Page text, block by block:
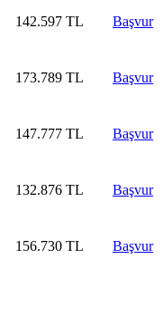
142.597 TL Başvur
173.789 TL Başvur
147.777 TL Başvur
132.876 TL Başvur
156.730 TL Başvur